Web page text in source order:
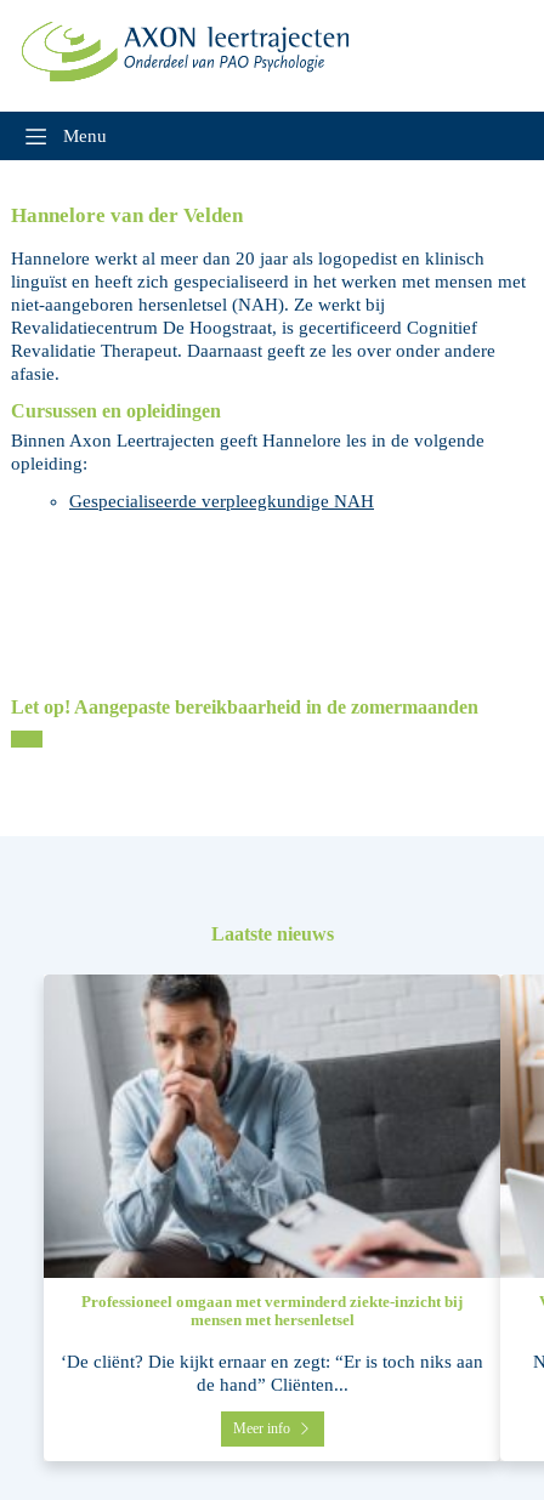
content
Menu
Hannelore van der Velden
Hannelore werkt al meer dan 20 jaar als logopedist en klinisch
linguïst en heeft zich gespecialiseerd in het werken met mensen met
niet-aangeboren hersenletsel (NAH). Ze werkt bij
Revalidatiecentrum De Hoogstraat, is gecertificeerd Cognitief
Revalidatie Therapeut. Daarnaast geeft ze les over onder andere
afasie.
Cursussen en opleidingen
Binnen Axon Leertrajecten geeft Hannelore les in de volgende
opleiding:
Gespecialiseerde verpleegkundige NAH
Let op! Aangepaste bereikbaarheid in de zomermaanden
Laatste nieuws
Professioneel omgaan met verminderd ziekte-inzicht bij
mensen met hersenletsel
‘De cliënt? Die kijkt ernaar en zegt: “Er is toch niks aan
de hand” Cliënten...
Meer info